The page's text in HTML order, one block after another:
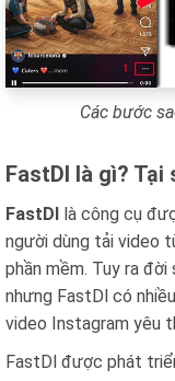
Các bước
FastDl là gì? Tại
FastDl
là công cụ
người dùng tải video
phần mềm. Tuy ra
nhưng FastDl có
video Instagram yêu
FastDl được phát